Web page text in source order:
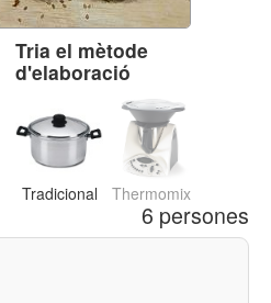
Tria el mètode
d'elaboració
Tradicional Thermomix
6 persones